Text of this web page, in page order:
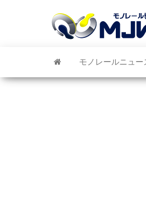
モノレールニュー